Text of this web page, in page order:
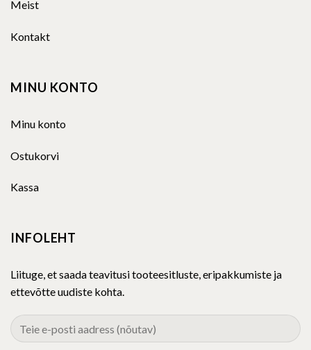
Meist
Kontakt
MINU KONTO
Minu konto
Ostukorvi
Kassa
INFOLEHT
Liituge, et saada teavitusi tooteesitluste, eripakkumiste ja
ettevõtte uudiste kohta.